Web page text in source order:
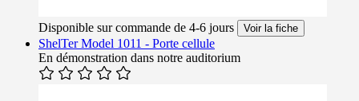
Disponible sur commande de 4-6 jours Voir la fiche
ShelTer Model 1011 - Porte cellule
En démonstration dans notre auditorium